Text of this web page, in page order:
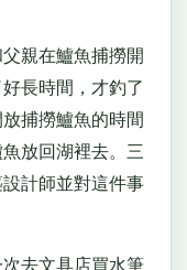
親在鱸魚捕撈開
長時間，才釣了
捕撈鱸魚的時間
放回湖裡去。三
計師並對這件事
去文具店買水筆